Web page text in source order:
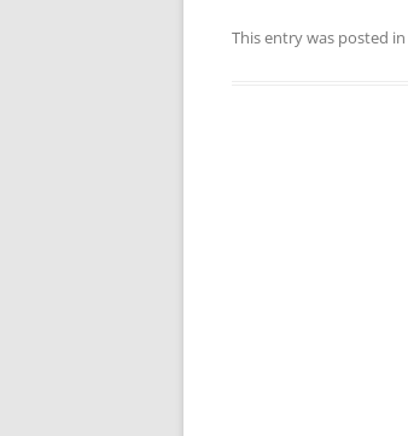
This entry was posted in